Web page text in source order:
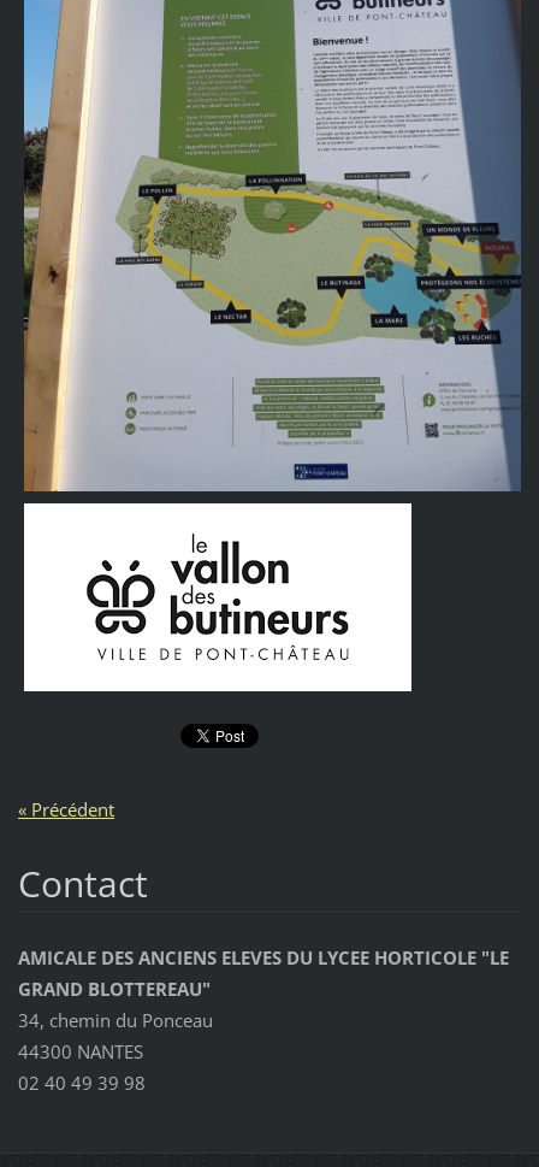
« Précédent
Contact
AMICALE DES ANCIENS ELEVES DU LYCEE HORTICOLE "LE
GRAND BLOTTEREAU"
34, chemin du Ponceau
44300 NANTES
02 40 49 39 98